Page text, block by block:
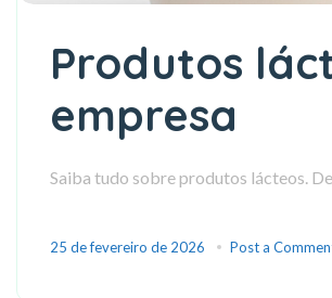
Produtos
empresa
Saiba tudo sobre produtos lácteos.
25 de fevereiro de 2026 Post a